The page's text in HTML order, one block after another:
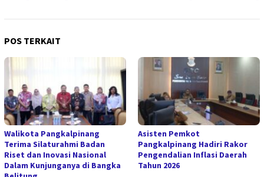
POS TERKAIT
Walikota Pangkalpinang
Terima Silaturahmi Badan
Riset dan Inovasi Nasional
Dalam Kunjunganya di Bangka
Asisten Pemkot
Pangkalpinang Hadiri Rakor
Pengendalian Inflasi Daerah
Tahun 2026